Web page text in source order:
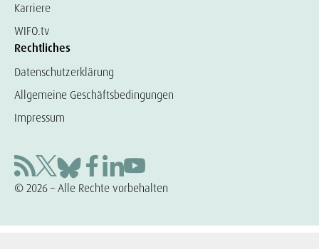
Karriere
WIFO.tv
Rechtliches
Datenschutzerklärung
Allgemeine Geschäftsbedingungen
Impressum
© 2026 – Alle Rechte vorbehalten